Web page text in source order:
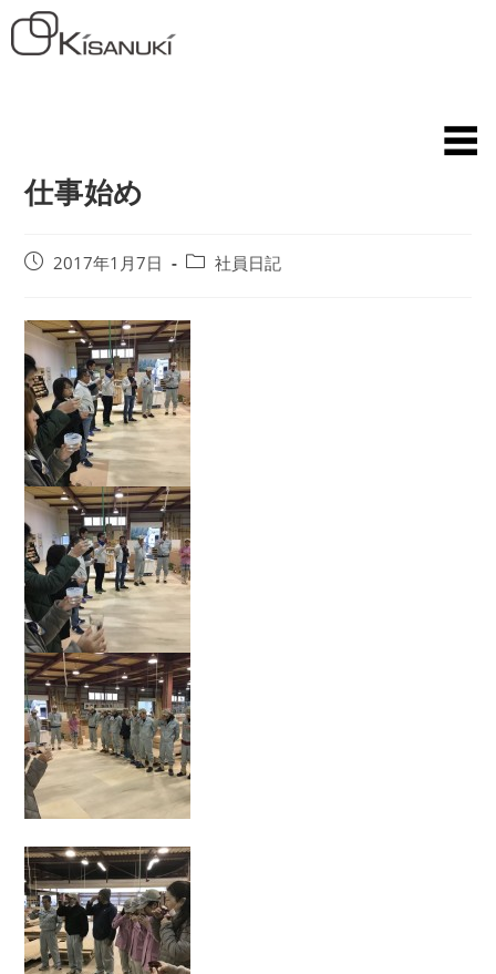
仕事始め
2017年1月7日 社員日記